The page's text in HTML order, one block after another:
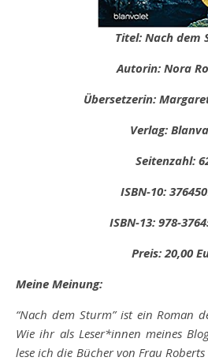
Titel: Nach dem
Autorin: Nora
Übersetzerin:
Verlag:
Seitenzahl:
ISBN-10:
ISBN-13: 978-
Preis: 20,00
Meine Meinung:
“Nach dem Sturm” ist ein Roman
Wie ihr als Leser*innen meines
lese ich die Bücher von Frau